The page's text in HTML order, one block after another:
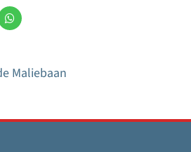
Maliebaan